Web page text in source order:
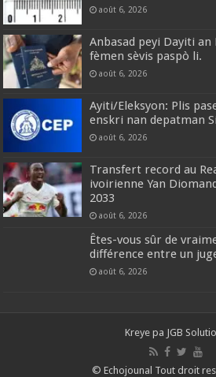
août 6, 2026
Anbasad peyi Dayiti
fèmen sèvis paspò li.
août 6, 2026
Ayiti/Eleksyon: Plis
enskri nan depatman
août 6, 2026
Transfert record au
ivoirienne Yan
2033
août 6, 2026
Êtes-vous sûr de
différence entre un
août 6, 2026
Kreye pa JGB
© Echojounal Tout droit